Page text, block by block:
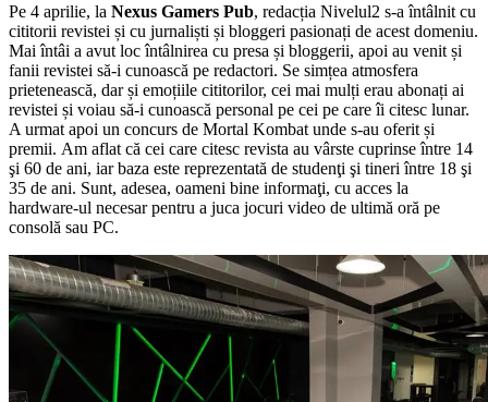
Pe 4 aprilie, la Nexus Gamers Pub, redacția Nivelul2 s-a întâlnit cu
cititorii revistei și cu jurnaliști și bloggeri pasionați de acest domeniu.
Mai întâi a avut loc întâlnirea cu presa și bloggerii, apoi au venit și
fanii revistei să-i cunoască pe redactori. Se simțea atmosfera
prietenească, dar și emoțiile cititorilor, cei mai mulți erau abonați ai
revistei și voiau să-i cunoască personal pe cei pe care îi citesc lunar.
A urmat apoi un concurs de Mortal Kombat unde s-au oferit și
premii. Am aflat că cei care citesc revista au vârste cuprinse între 14
şi 60 de ani, iar baza este reprezentată de studenţi şi tineri între 18 şi
35 de ani. Sunt, adesea, oameni bine informaţi, cu acces la
hardware-ul necesar pentru a juca jocuri video de ultimă oră pe
consolă sau PC.